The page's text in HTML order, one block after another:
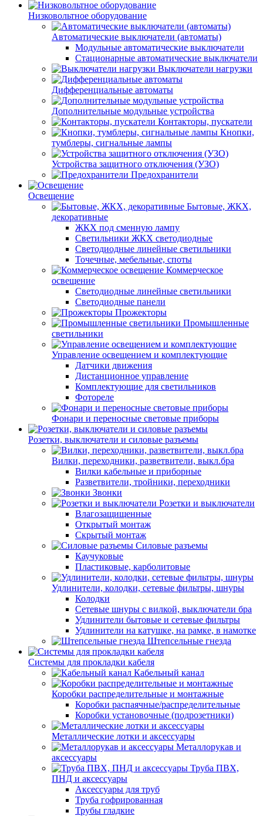
Низковольтное оборудование
Автоматические выключатели (автоматы)
Модульные автоматические выключатели
Стационарные автоматические выключатели
Выключатели нагрузки
Дифференциальные автоматы
Дополнительные модульные устройства
Контакторы, пускатели
Кнопки,
тумблеры, сигнальные лампы
Устройства защитного отключения (УЗО)
Предохранители
Освещение
Бытовые, ЖКХ,
декоративные
ЖКХ под сменную лампу
Светильники ЖКХ светодиодные
Светодиодные линейные светильники
Точечные, мебельные, споты
Коммерческое
освещение
Светодиодные линейные светильники
Светодиодные панели
Прожекторы
Промышленные
светильники
Управление освещением и комплектующие
Датчики движения
Дистанционное управление
Комплектующие для светильников
Фотореле
Фонари и переносные световые приборы
Розетки, выключатели и силовые разъемы
Вилки, переходники, разветвители, выкл.бра
Вилки кабельные и приборные
Разветвители, тройники, переходники
Звонки
Розетки и выключатели
Влагозащищенные
Открытый монтаж
Скрытый монтаж
Силовые разъемы
Каучуковые
Пластиковые, карболитовые
Удлинители, колодки, сетевые фильтры, шнуры
Колодки
Сетевые шнуры с вилкой, выключатели бра
Удлинители бытовые и сетевые фильтры
Удлинители на катушке, на рамке, в намотке
Штепсельные гнезда
Системы для прокладки кабеля
Кабельный канал
Коробки распределительные и монтажные
Коробки распаячные/распределительные
Коробки установочные (подрозетники)
Металлические лотки и аксессуары
Металлорукав и
аксессуары
Труба ПВХ,
ПНД и аксессуары
Аксессуары для труб
Труба гофрированная
Трубы гладкие